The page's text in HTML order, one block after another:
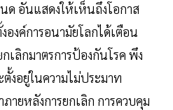
ด อันแสดงให้เห็นถึงโอกาส
องค์การอนามัยโลกได้เตือน
เลิกมาตรการป้องกันโรค พึง
งอยู่ในความไม่ประมาท
ายหลังการยกเลิก การควบคุม